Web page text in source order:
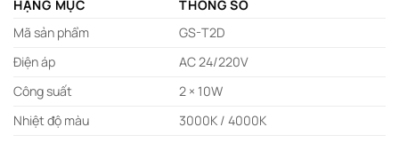
HẠNG MỤC
THÔNG SỐ
Mã sản phẩm
GS-T2D
Điện áp
AC 24/220V
Công suất
2 × 10W
Nhiệt độ màu
3000K / 4000K